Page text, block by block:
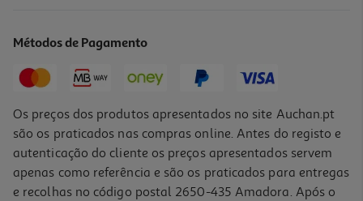
Métodos de Pagamento
Os preços dos produtos apresentados no site Auchan.pt
são os praticados nas compras online. Antes do registo e
autenticação do cliente os preços apresentados servem
apenas como referência e são os praticados para entregas
e recolhas no código postal 2650-435 Amadora. Após o